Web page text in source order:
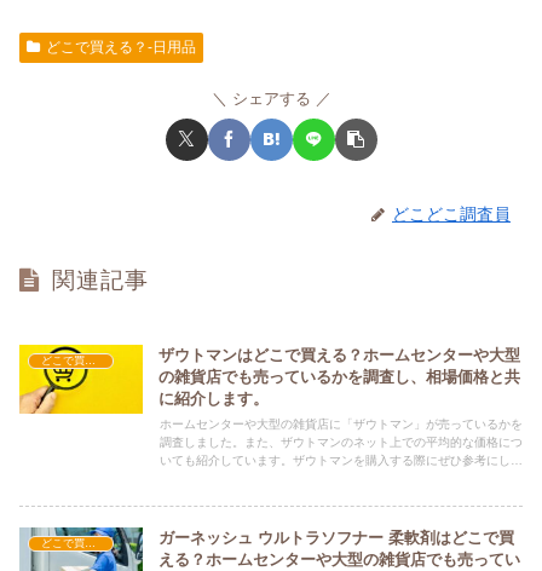
どこで買える？-日用品
シェアする
どこどこ調査員
関連記事
どこで買える？-日用品
ザウトマンはどこで買える？ホームセンターや大型
の雑貨店でも売っているかを調査し、相場価格と共
に紹介します。
ホームセンターや大型の雑貨店に「ザウトマン」が売っているかを
調査しました。また、ザウトマンのネット上での平均的な価格につ
いても紹介しています。ザウトマンを購入する際にぜひ参考にして
どこで買える？-日用品
ガーネッシュ ウルトラソフナー 柔軟剤はどこで買
える？ホームセンターや大型の雑貨店でも売ってい